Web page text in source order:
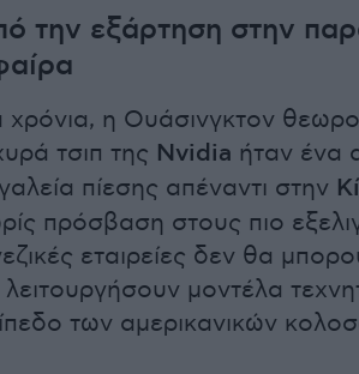
την εξάρτηση στην
χρόνια, η Ουάσινγκτον
τσιπ της Nvidia ήταν ένα
πίεσης απέναντι στην
πρόσβαση στους πιο
εταιρείες δεν θα
μοντέλα
των αμερικανικών